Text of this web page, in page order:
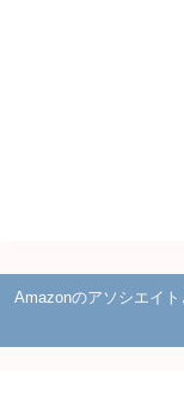
Amazonのアソシエイ